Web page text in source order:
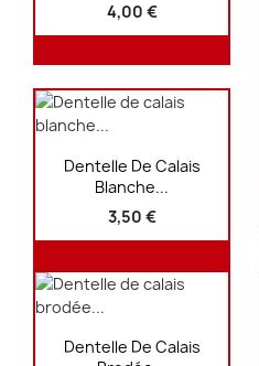
4,00 €
Aperçu rapide
Dentelle De Calais
Blanche...
3,50 €
Aperçu rapide
Dentelle De Calais